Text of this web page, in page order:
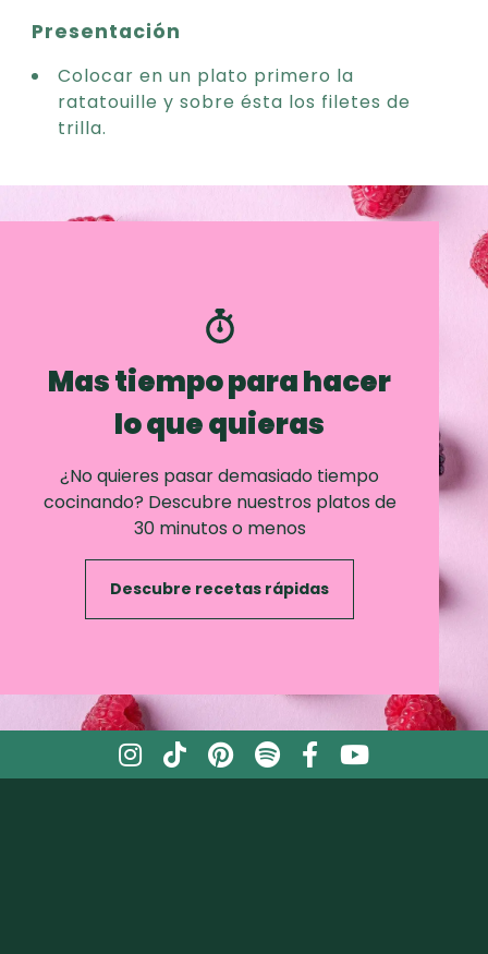
Presentación
Colocar en un plato primero la
ratatouille y sobre ésta los filetes de
trilla.
Mas tiempo para hacer
lo que quieras
¿No quieres pasar demasiado tiempo
cocinando? Descubre nuestros platos de
30 minutos o menos
Descubre recetas rápidas